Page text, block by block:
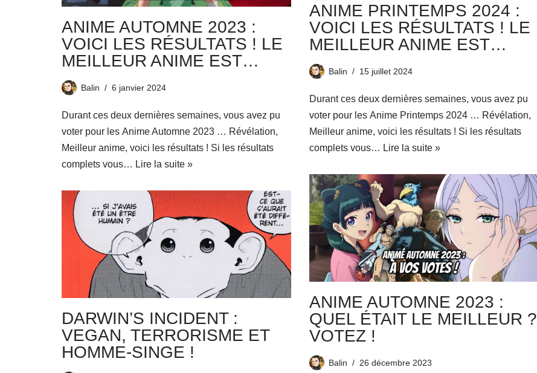
ANIME PRINTEMPS 2024 :
VOICI LES RÉSULTATS ! LE
MEILLEUR ANIME EST…
Balin 15 juillet 2024
Durant ces deux dernières semaines, vous avez pu
voter pour les Anime Printemps 2024 … Révélation,
Meilleur anime, voici les résultats ! Si les résultats
complets vous… Lire la suite »
ANIME AUTOMNE 2023 :
VOICI LES RÉSULTATS ! LE
MEILLEUR ANIME EST…
Balin 6 janvier 2024
Durant ces deux dernières semaines, vous avez pu
voter pour les Anime Automne 2023 … Révélation,
Meilleur anime, voici les résultats ! Si les résultats
complets vous… Lire la suite »
ANIME AUTOMNE 2023 :
QUEL ÉTAIT LE MEILLEUR ?
VOTEZ !
Balin 26 décembre 2023
DARWIN’S INCIDENT :
VEGAN, TERRORISME ET
HOMME-SINGE !